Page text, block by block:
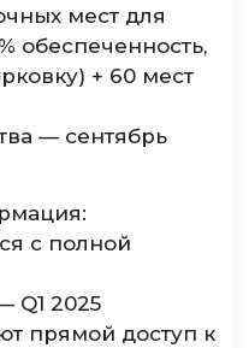
мест для
обеспеченность,
+ 60 мест
— сентябрь
с полной
Q1 2025
прямой доступ к